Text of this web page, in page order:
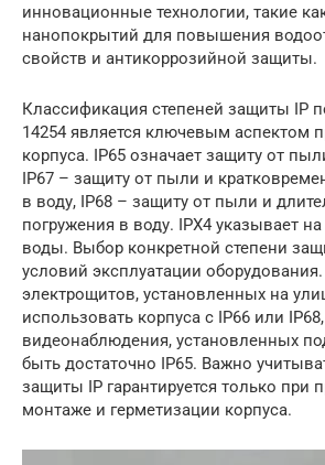
инновационные технологии, такие
нанопокрытий для повышения
свойств и антикоррозийной защиты.
Классификация степеней защиты IP
14254 является ключевым аспектом
корпуса. IP65 означает защиту от
IP67 – защиту от пыли и
в воду, IP68 – защиту от пыли и
погружения в воду. IPX4 указывает
воды. Выбор конкретной степени
условий эксплуатации
электрощитов, установленных на
использовать корпуса с IP66 или
видеонаблюдения, установленных
быть достаточно IP65. Важно
защиты IP гарантируется только при
монтаже и герметизации корпуса.